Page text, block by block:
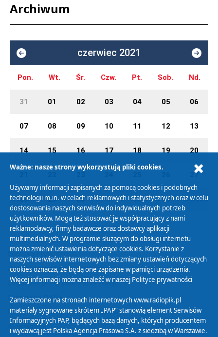
Archiwum
czerwiec 2021
Pon. Wt. Śr. Czw. Pt. Sob. Nd.
31 01 02 03 04 05 06
07 08 09 10 11 12 13
14 15 16 17 18 19 20
27
28 29 30 01 02 03 04
Polityka Prywatności
Zasady korzystania z Serwisu
Organizacje Pożytku Publicznego
Cyfryzacja DAB+
Polityka ochrony danych osobowych
Abonament
Ważne: nasze strony wykorzystują pliki cookies.
Używamy informacji zapisanych za pomocą cookies i podobnych
technologii m.in. w celach reklamowych i statystycznych oraz w celu
dostosowania naszych serwisów do indywidualnych potrzeb
użytkowników. Mogą też stosować je współpracujący z nami
reklamodawcy, firmy badawcze oraz dostawcy aplikacji
multimedialnych. W programie służącym do obsługi internetu
można zmienić ustawienia dotyczące cookies. Korzystanie z
naszych serwisów internetowych bez zmiany ustawień dotyczących
cookies oznacza, że będą one zapisane w pamięci urządzenia.
Więcej informacji można znaleźć w naszej Polityce prywatności
Zamieszczone na stronach internetowych www.radiopik.pl
materiały sygnowane skrótem „PAP” stanowią element Serwisów
Informacyjnych PAP, będących bazą danych, których producentem
i wydawcą jest Polska Agencja Prasowa S.A. z siedzibą w Warszawie.